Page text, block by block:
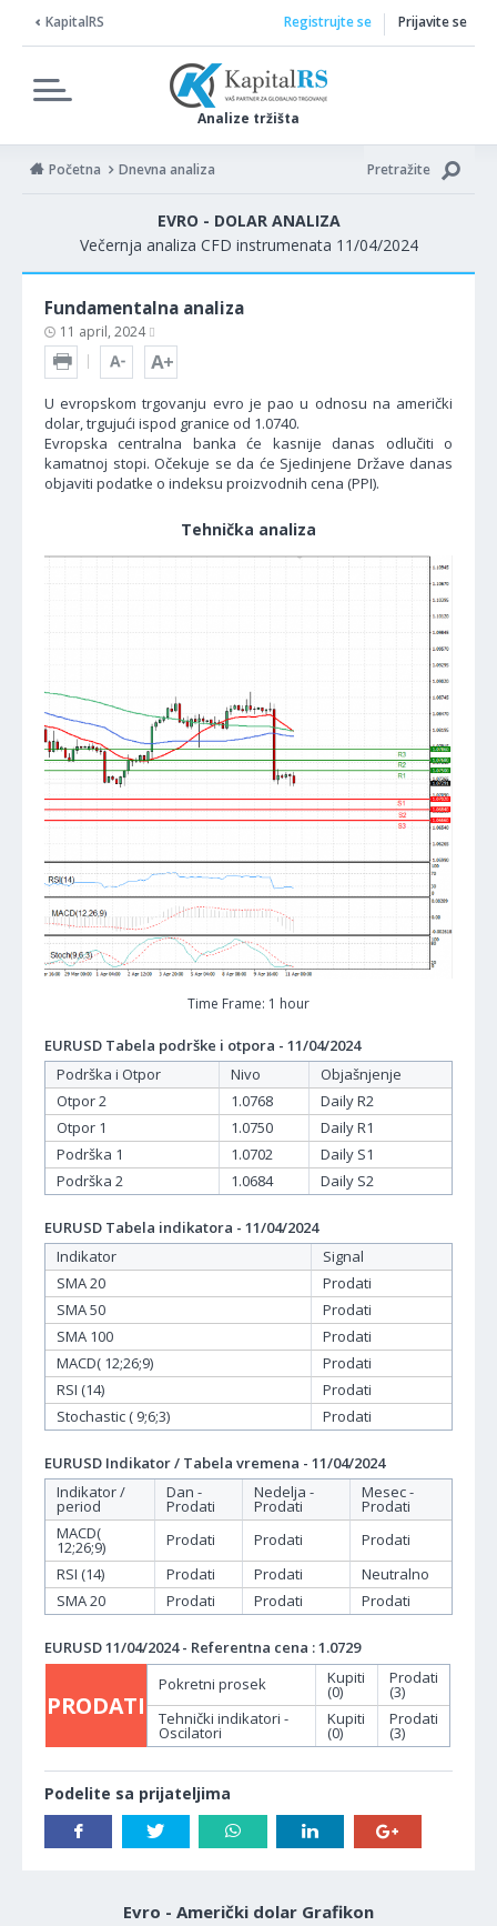
KapitalRS
Analize tržišta
Registrujte se Prijavite se
Početna Dnevna analiza Pretražite
EVRO - DOLAR ANALIZA
Večernja analiza CFD instrumenata 11/04/2024
Fundamentalna analiza
11 april, 2024
U evropskom trgovanju evro je pao u odnosu na američki
dolar, trgujući ispod granice od 1.0740.
Evropska centralna banka će kasnije danas odlučiti o
kamatnoj stopi. Očekuje se da će Sjedinjene Države danas
objaviti podatke o indeksu proizvodnih cena (PPI).
Tehnička analiza
Time Frame: 1 hour
EURUSD Tabela podrške i otpora - 11/04/2024
Podrška i Otpor
Nivo
Objašnjenje
Otpor 2
1.0768
Daily R2
Otpor 1
1.0750
Daily R1
Podrška 1
1.0702
Daily S1
Podrška 2
1.0684 Daily S2
EURUSD Tabela indikatora - 11/04/2024
Indikator
Signal
SMA 20
Prodati
SMA 50
Prodati
SMA 100
Prodati
MACD( 12;26;9)
Prodati
RSI (14)
Prodati
Stochastic ( 9;6;3)
Prodati
EURUSD Indikator / Tabela vremena - 11/04/2024
Indikator /
period
Dan -
Prodati
Nedelja -
Prodati
Mesec -
Prodati
MACD(
12;26;9) Prodati Prodati
Prodati
RSI (14)
Prodati Prodati
Neutralno
SMA 20
Prodati Prodati Prodati
EURUSD 11/04/2024 - Referentna cena : 1.0729
PRODATI
Pokretni prosek Kupiti
(0)
Prodati
(3)
Tehnički indikatori -
Oscilatori
Kupiti
(0)
Prodati
(3)
Podelite sa prijateljima
Evro - Američki dolar Grafikon